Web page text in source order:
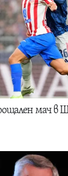
мач в